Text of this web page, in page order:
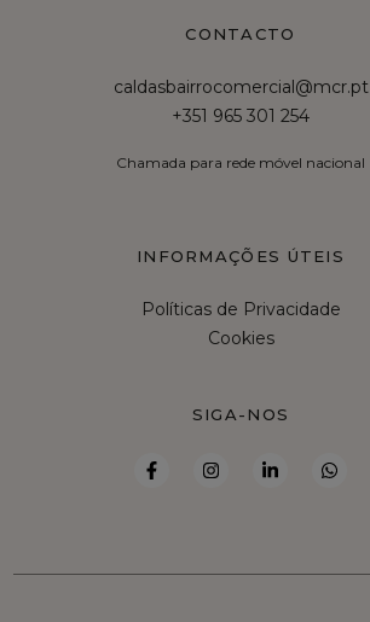
CONTACTO
caldasbairrocomercial@mcr.pt
+351 965 301 254
Chamada para rede móvel nacional
INFORMAÇÕES ÚTEIS
Políticas de Privacidade
Cookies
SIGA-NOS